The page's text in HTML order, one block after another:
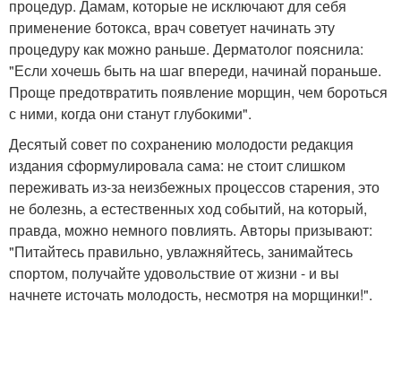
процедур. Дамам, которые не исключают для себя
применение ботокса, врач советует начинать эту
процедуру как можно раньше. Дерматолог пояснила:
"Если хочешь быть на шаг впереди, начинай пораньше.
Проще предотвратить появление морщин, чем бороться
с ними, когда они станут глубокими".
Десятый совет по сохранению молодости редакция
издания сформулировала сама: не стоит слишком
переживать из-за неизбежных процессов старения, это
не болезнь, а естественных ход событий, на который,
правда, можно немного повлиять. Авторы призывают:
"Питайтесь правильно, увлажняйтесь, занимайтесь
спортом, получайте удовольствие от жизни - и вы
начнете источать молодость, несмотря на морщинки!".